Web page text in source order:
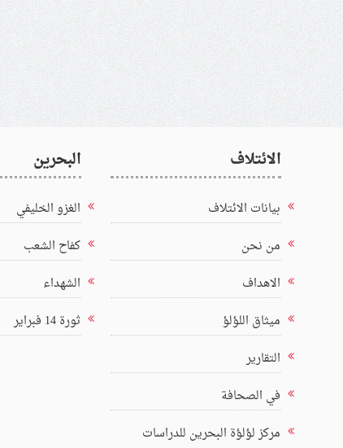
الائتلاف
بيانات الائتلاف
من نحن
الاهداف
ميثاق اللؤلؤ
التقارير
في الصحافة
مركز لؤلؤة البحرين للدراسات
البحرين
الغزو الخليفي
كفاح الشعب
الشهداء
ثورة 14 فبراير